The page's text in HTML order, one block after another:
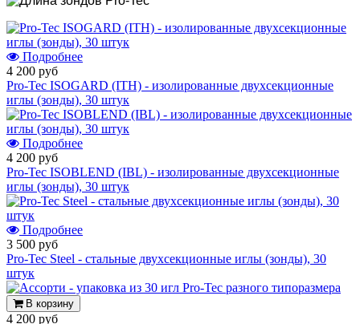
Подробнее
4 200 руб
Pro-Tec ISOGARD (ITH) - изолированные двухсекционные
иглы (зонды), 30 штук
Подробнее
4 200 руб
Pro-Tec ISOBLEND (IBL) - изолированные двухсекционные
иглы (зонды), 30 штук
Подробнее
3 500 руб
Pro-Tec Steel - стальные двухсекционные иглы (зонды), 30
штук
В корзину
4 200 руб